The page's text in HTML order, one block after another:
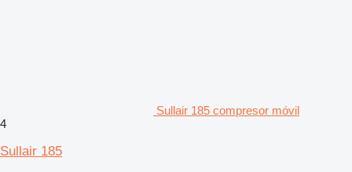
Sullair 185 compresor móvil
4
Sullair 185